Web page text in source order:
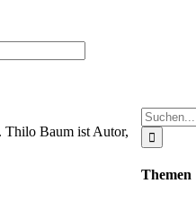
Suche
nach:
Themen
Thilo Baum ist Autor,